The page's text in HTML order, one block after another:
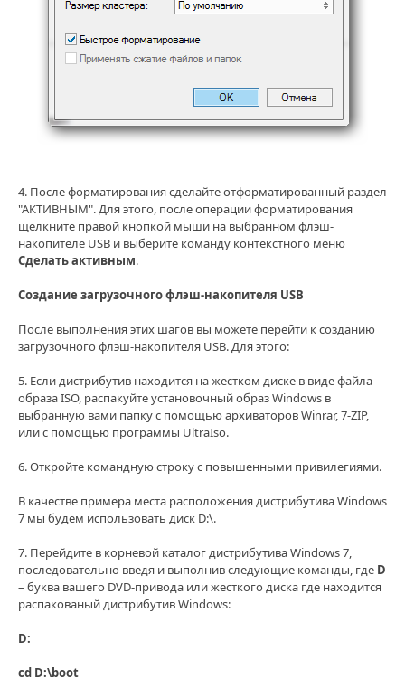
4. После форматирования сделайте отформатированный раздел
"АКТИВНЫМ". Для этого, после операции форматирования
щелкните правой кнопкой мыши на выбранном флэш-
накопителе USB и выберите команду контекстного меню
Сделать активным.
Создание загрузочного флэш-накопителя USB
После выполнения этих шагов вы можете перейти к созданию
загрузочного флэш-накопителя USB. Для этого:
5. Если дистрибутив находится на жестком диске в виде файла
образа ISO, распакуйте установочный образ Windows в
выбранную вами папку с помощью архиваторов Winrar, 7-ZIP,
или c помощью программы UltraIso.
6. Откройте командную строку с повышенными привилегиями.
В качестве примера места расположения дистрибутива Windows
7 мы будем использовать диск D:\.
7. Перейдите в корневой каталог дистрибутива Windows 7,
последовательно введя и выполнив следующие команды, где D
– буква вашего DVD-привода или жесткого диска где находится
распакованый дистрибутив Windows:
D:
cd D:\boot